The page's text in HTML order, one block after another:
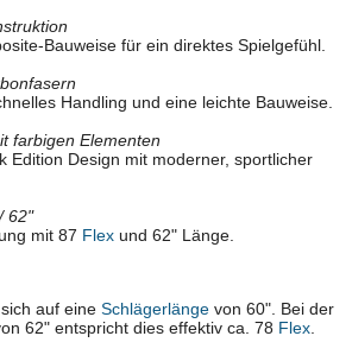
Bauweise für ein direktes Spielgefühl.
Handling und eine leichte Bauweise.
farbigen Elementen
Edition Design mit moderner, sportlicher
62"
mit 87 Flex und 62" Länge.
auf eine Schlägerlänge von 60". Bei der
62" entspricht dies effektiv ca. 78 Flex.